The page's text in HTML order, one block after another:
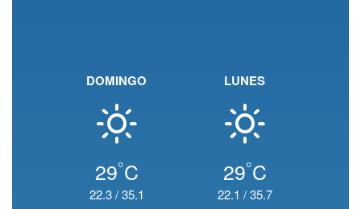
DOMINGO
29°C
22.3/35.1
LUNES
29°C
22.1 /35.7